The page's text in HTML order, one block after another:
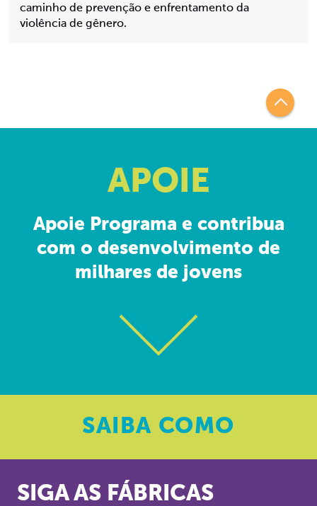
caminho de prevenção e enfrentamento da
violência de gênero.
APOIE
Apoie Programa e contribua
com o desenvolvimento de
milhares de jovens
SAIBA COMO
SIGA AS FÁBRICAS